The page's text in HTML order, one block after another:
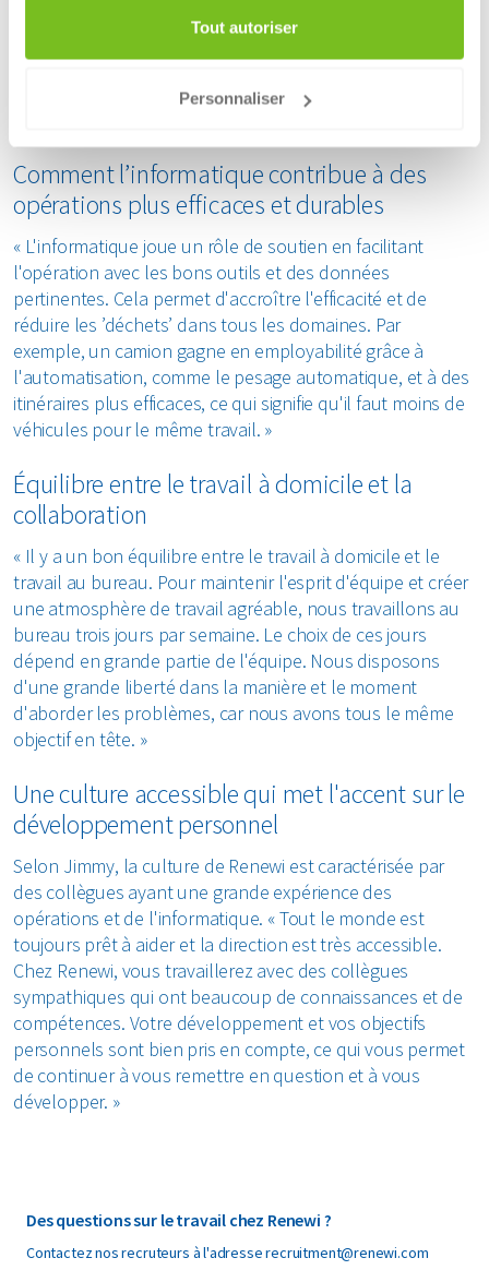
Tout autoriser
Personnaliser
Dynamics pour remplacer l'ancien progiciel ERP, ce qui est
une fameuse aventure. Nous travaillons désormais de
manière agile, les opérations et l'informatique collaborant
plus étroitement et livrant des fonctionnalités plus
Comment l’informatique contribue à des
opérations plus efficaces et durables
« L'informatique joue un rôle de soutien en facilitant
l'opération avec les bons outils et des données
pertinentes. Cela permet d'accroître l'efficacité et de
réduire les ’déchets’ dans tous les domaines. Par
exemple, un camion gagne en employabilité grâce à
l'automatisation, comme le pesage automatique, et à des
itinéraires plus efficaces, ce qui signifie qu'il faut moins de
véhicules pour le même travail. »
Équilibre entre le travail à domicile et la
collaboration
« Il y a un bon équilibre entre le travail à domicile et le
travail au bureau. Pour maintenir l'esprit d'équipe et créer
une atmosphère de travail agréable, nous travaillons au
bureau trois jours par semaine. Le choix de ces jours
dépend en grande partie de l'équipe. Nous disposons
d'une grande liberté dans la manière et le moment
d'aborder les problèmes, car nous avons tous le même
objectif en tête. »
Une culture accessible qui met l'accent sur le
développement personnel
Selon Jimmy, la culture de Renewi est caractérisée par
des collègues ayant une grande expérience des
opérations et de l'informatique. « Tout le monde est
toujours prêt à aider et la direction est très accessible.
Chez Renewi, vous travaillerez avec des collègues
sympathiques qui ont beaucoup de connaissances et de
compétences. Votre développement et vos objectifs
personnels sont bien pris en compte, ce qui vous permet
de continuer à vous remettre en question et à vous
développer. »
Des questions sur le travail chez Renewi ?
Contactez nos recruteurs à l'adresse recruitment@renewi.com